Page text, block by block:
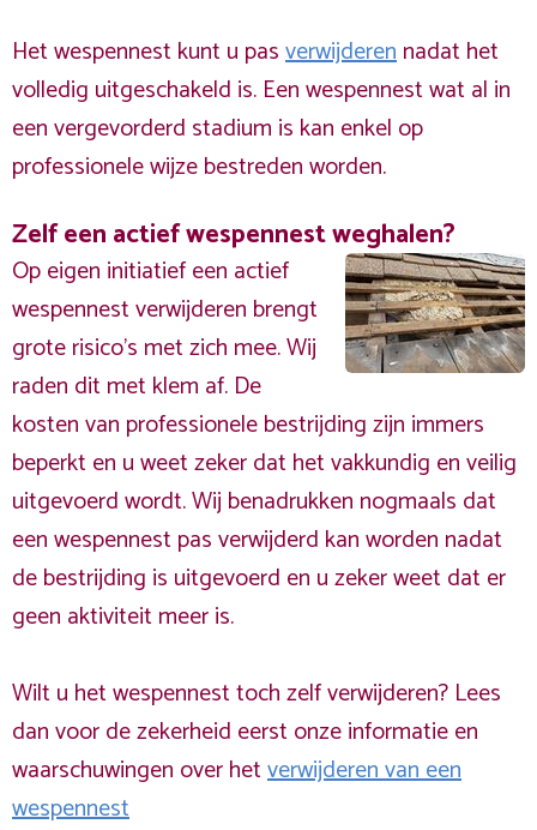
Het wespennest kunt u pasverwijderennadat het
volledig uitgeschakeld is. Een wespennest wat al in
een vergevorderd stadium is kan enkel op
professionele wijze bestreden worden.
Zelf een actief wespennest weghalen?
Op eigen initiatief een actief
wespennest verwijderen brengt
grote risico’s met zich mee. Wij
raden dit met klem af. De
kosten van professionele bestrijding zijn immers
beperkt en u weet zeker dat het vakkundig en veilig
uitgevoerd wordt. Wij benadrukken nogmaals dat
een wespennest pas verwijderd kan worden nadat
de bestrijding is uitgevoerd en u zeker weet dat er
geen aktiviteit meer is.
Wilt u het wespennest toch zelf verwijderen? Lees
dan voor de zekerheid eerst onze informatie en
waarschuwingen over hetverwijderen van een
wespennest